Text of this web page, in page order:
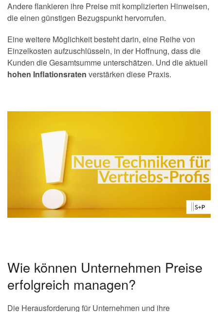
Andere flankieren ihre Preise mit komplizierten Hinweisen,
die einen günstigen Bezugspunkt hervorrufen.
Eine weitere Möglichkeit besteht darin, eine Reihe von
Einzelkosten aufzuschlüsseln, in der Hoffnung, dass die
Kunden die Gesamtsumme unterschätzen. Und die aktuell
hohen Inflationsraten verstärken diese Praxis.
Wie können Unternehmen Preise
erfolgreich managen?
Die Herausforderung für Unternehmen und ihre